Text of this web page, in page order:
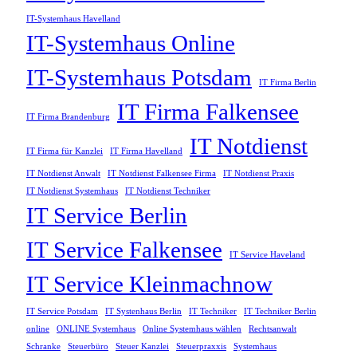
IT-Systemhaus Havelland
IT-Systemhaus Online
IT-Systemhaus Potsdam
IT Firma Berlin
IT Firma Brandenburg IT Firma Falkensee
IT Firma für Kanzlei IT Firma Havelland IT Notdienst
IT Notdienst Anwalt IT Notdienst Falkensee Firma
IT Notdienst Praxis
IT Notdienst Systemhaus
IT Notdienst Techniker
IT Service Berlin
IT Service Falkensee
IT Service Haveland
IT Service Kleinmachnow
IT Service Potsdam IT Systenhaus Berlin IT Techniker
IT Techniker Berlin
online
ONLINE Systemhaus Online Systemhaus wählen
Rechtsanwalt
Schranke
Steuerbüro Steuer Kanzlei Steuerpraxxis Systemhaus